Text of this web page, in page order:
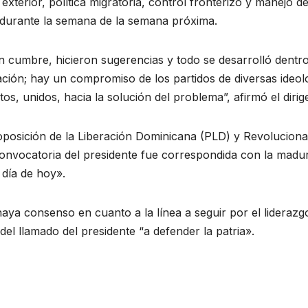
la semana de la semana próxima.
cumbre, hicieron sugerencias y todo se desarrolló
hay un compromiso de los partidos de diversas
unidos, hacia la solución del problema”, afirmó el
de la Liberación Dominicana (PLD) y
del presidente fue correspondida con la
de hoy».
consenso en cuanto a la línea a seguir por el
llamado del presidente “a defender la patria».